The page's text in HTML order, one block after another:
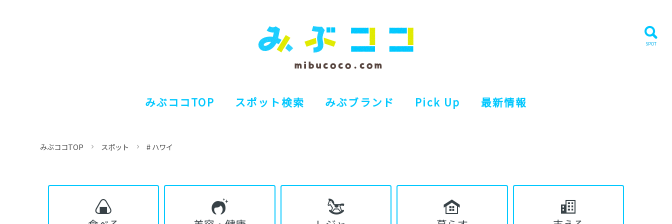
みぶココTOP スポット検索 みぶブランド Pick Up 最新情報
みぶココTOP スポット # ハワイ